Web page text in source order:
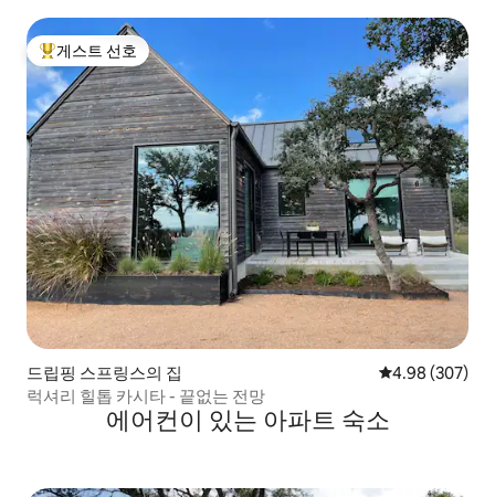
상위 게스트 선호
게스트 선호
드립핑 스프링스의 집 평점 4.98점(5
4.98 (307)
럭셔리 힐톱 카시타 - 끝없는 전망
에어컨이 있는 아파트 숙소